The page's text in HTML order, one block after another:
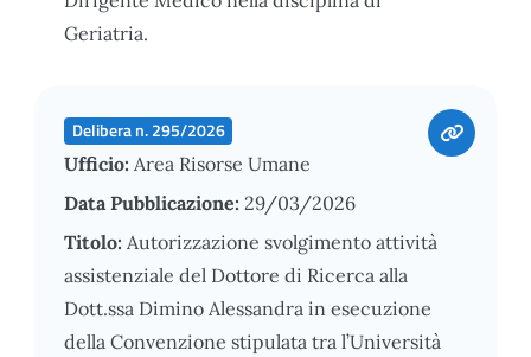
Geriatria.
Delibera n. 295/2026
Ufficio: Area Risorse Umane
Data Pubblicazione: 29/03/2026
Titolo: Autorizzazione svolgimento attività
assistenziale del Dottore di Ricerca alla
Dott.ssa Dimino Alessandra in esecuzione
della Convenzione stipulata tra l’Università